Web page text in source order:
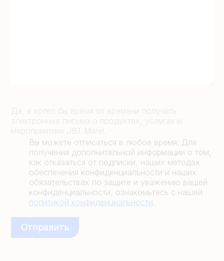
Да, я хотел бы время от времени получать
электронные письма о продуктах, услугах и
мероприятиях JBT Marel.
Вы можете отписаться в любое время. Для
получения дополнительной информации о том,
как отказаться от подписки, наших методах
обеспечения конфиденциальности и наших
обязательствах по защите и уважению вашей
конфиденциальности, ознакомьтесь с нашей
политикой конфиденциальности.